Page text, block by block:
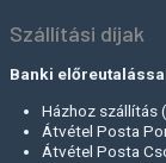
Szállítási díjak
Banki
Házhoz szállítás
Átvétel Posta
Átvétel Posta